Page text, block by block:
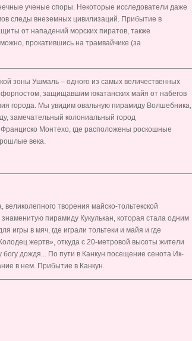
ученые споры. Некоторые исследователи даже
следы внеземных цивилизаций. Прибытие в
от нападений морских пиратов, также
прокатившись на трамвайчике (за
зоны Ушмаль – одного из самых величественных
защищавшим юкатанских майя от набегов
города. Мы увидим овальную пирамиду Волшебника,
замечательный колониальный город
Монтехо, где расположены роскошные
века.
творения майско-тольтекской
пирамиду Кукулькан, которая стала одним
игры в мяч, где играли тольтеки и майя и где
жертв», откуда с 20-метровой высоты жители
дождя... По пути в Канкун посещение сенота Ик-
в нем. Прибытие в Канкун.